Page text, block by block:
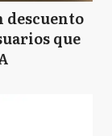
descuento
que